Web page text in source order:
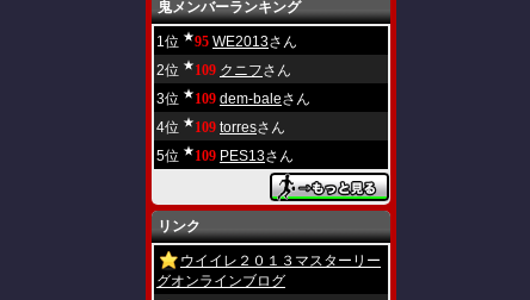
鬼メンバーランキング
1位 ★95 WE2013さん
2位 ★109 クニフさん
3位 ★109 dem-baleさん
4位 ★109 torresさん
5位 ★109 PES13さん
リンク
ウイイレ２０１３マスターリー
グオンラインブログ